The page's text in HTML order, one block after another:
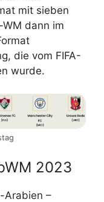
mit sieben
dann im
die vom FIFA-
wurde.
2023
Arabien –